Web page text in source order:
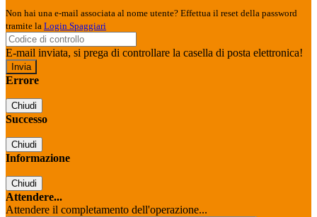
Non hai una e-mail associata al nome utente? Effettua il reset della password
tramite la Login Spaggiari
E-mail inviata, si prega di controllare la casella di posta elettronica!
Errore
Chiudi
Successo
Chiudi
Informazione
Chiudi
Attendere...
Attendere il completamento dell'operazione...